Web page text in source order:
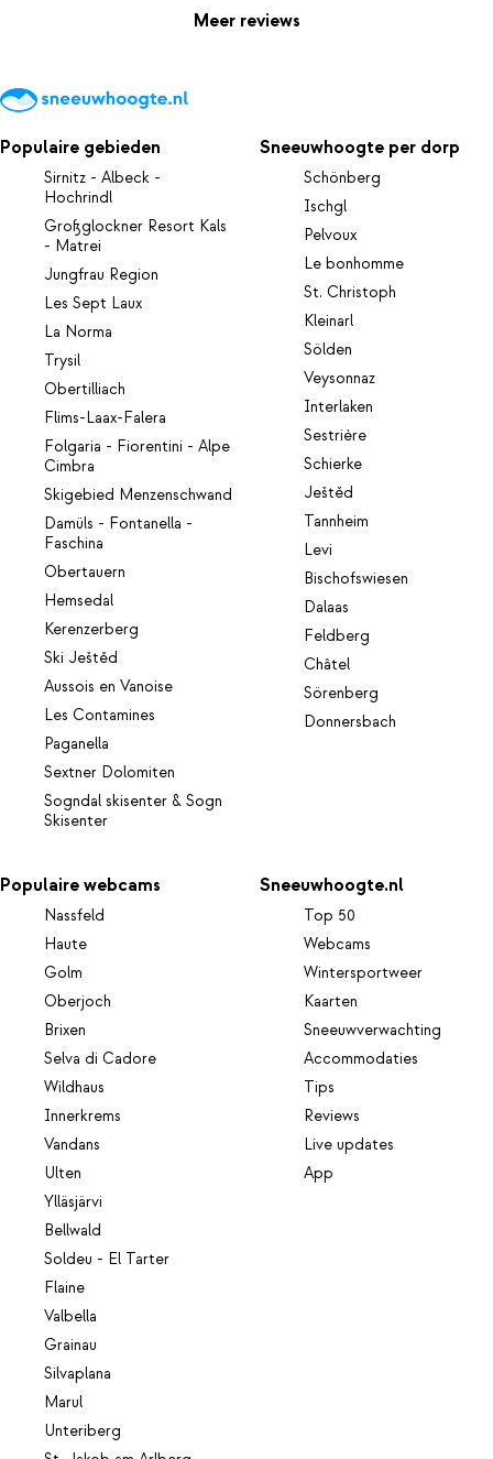
Meer reviews
Populaire gebieden
Sirnitz - Albeck -
Hochrindl
Großglockner Resort Kals
- Matrei
Jungfrau Region
Les Sept Laux
La Norma
Trysil
Obertilliach
Flims-Laax-Falera
Folgaria - Fiorentini - Alpe
Cimbra
Skigebied Menzenschwand
Damüls - Fontanella -
Faschina
Obertauern
Hemsedal
Kerenzerberg
Ski Ještěd
Aussois en Vanoise
Les Contamines
Paganella
Sextner Dolomiten
Sogndal skisenter & Sogn
Skisenter
Sneeuwhoogte per dorp
Schönberg
Ischgl
Pelvoux
Le bonhomme
St. Christoph
Kleinarl
Sölden
Veysonnaz
Interlaken
Sestrière
Schierke
Ještěd
Tannheim
Levi
Bischofswiesen
Dalaas
Feldberg
Châtel
Sörenberg
Donnersbach
Populaire webcams
Nassfeld
Haute
Golm
Oberjoch
Brixen
Selva di Cadore
Wildhaus
Innerkrems
Vandans
Ulten
Ylläsjärvi
Bellwald
Soldeu - El Tarter
Flaine
Valbella
Grainau
Silvaplana
Marul
Unteriberg
Sneeuwhoogte.nl
Top 50
Webcams
Wintersportweer
Kaarten
Sneeuwverwachting
Accommodaties
Tips
Reviews
Live updates
App